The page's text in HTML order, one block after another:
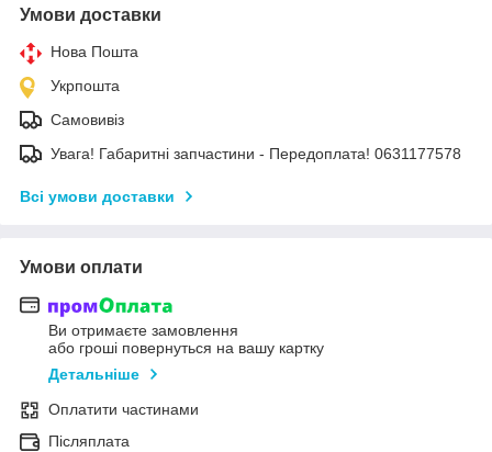
Умови доставки
Нова Пошта
Укрпошта
Самовивіз
Увага! Габаритні запчастини - Передоплата! 0631177578
Всі умови доставки
Умови оплати
Ви отримаєте замовлення
або гроші повернуться на вашу картку
Детальніше
Оплатити частинами
Післяплата